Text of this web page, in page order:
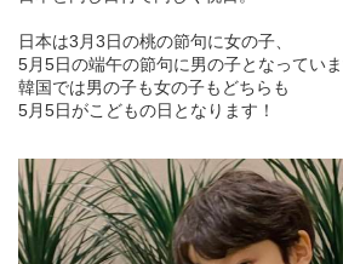
日本は3月3日の桃の節句に女の子、
5月5日の端午の節句に男の子となってい
韓国では男の子も女の子もどちらも
5月5日がこどもの日となります！